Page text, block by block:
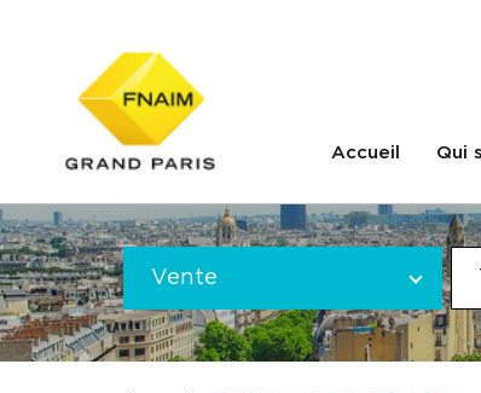
Accueil Qui
RECHERCHE
Offre
* Vente
Référence